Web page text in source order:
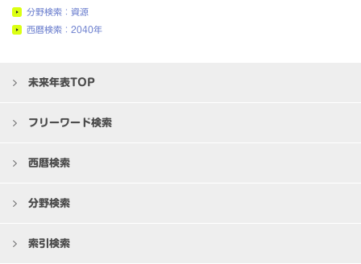
分野検索：資源
西暦検索：2040年
未来年表TOP
フリーワード検索
西暦検索
分野検索
索引検索